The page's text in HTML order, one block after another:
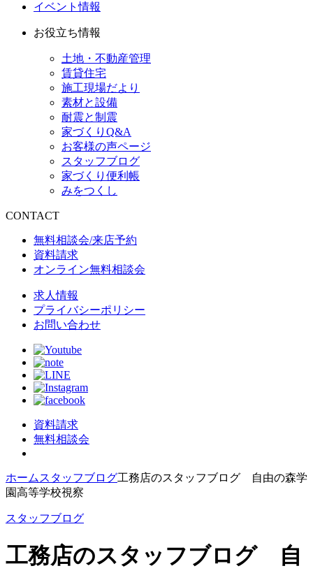
イベント情報
お役立ち情報
土地・不動産管理
賃貸住宅
施工現場だより
素材と設備
耐震と制震
家づくりQ&A
お客様の声ページ
スタッフブログ
家づくり便利帳
みをつくし
CONTACT
無料相談会/来店予約
資料請求
オンライン無料相談会
求人情報
プライバシーポリシー
お問い合わせ
資料請求
無料相談会
ホーム スタッフブログ工務店のスタッフブログ 自由の森学
園高等学校視察
スタッフブログ
工務店のスタッフブログ 自